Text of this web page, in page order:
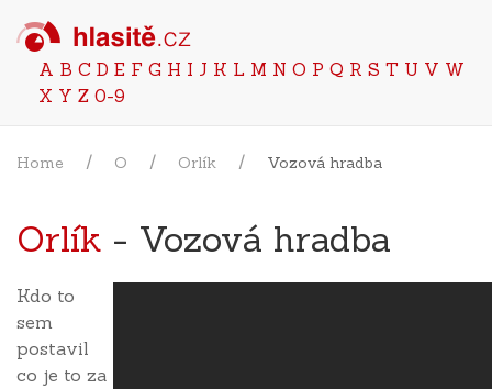
A B C D E F G H I J K L M N O P Q R S T U V W
X Y Z 0-9
Home O Orlík Vozová hradba
Orlík - Vozová hradba
Kdo to
sem
postavil
co je to za